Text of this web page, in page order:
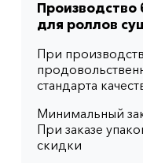
Производство
для роллов
При
стандарта
Минимальный
При заказе
скидки